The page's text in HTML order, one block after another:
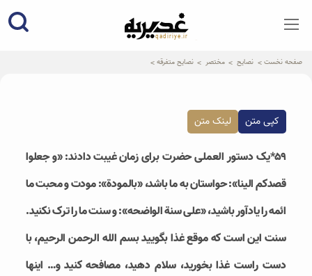
qadiriye.ir
نشریه ی غدیریه-بیانات استاد
صفحه نخست نصایح مختصر نصایح متفرقه
کپی متن لینک متن
۵۹*یک دستور العملی حضرت برای زمان غیبت دادند: «و جعلوا
قصدکم الینا»: حواستان به ما باشد، «بالمودة»: مودت و محبت ما
ائمه را یادآور باشید، «علی سنة الواضحه»: و سنت ما را ترک نکنید.
سنت این است که موقع غذا بگویید بسم الله الرحمن الرحیم، با
دست راست غذا بخورید، سلام دهید، مصافحه کنید و… اینها